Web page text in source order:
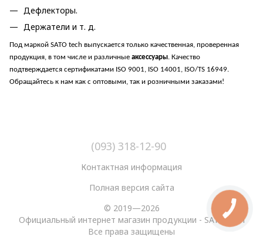
Дефлекторы.
Держатели и т. д.
Под маркой SATO tech выпускается только качественная, проверенная
продукция, в том числе и различные аксессуары. Качество
подтверждается сертификатами ISO 9001, ISO 14001, ISO/TS 16949.
Обращайтесь к нам как с оптовыми, так и розничными заказами!
(093) 318-12-90
Контактная информация
Полная версия сайта
© 2019—2026
Официальный интернет магазин продукции - SATO tech
Все права защищены